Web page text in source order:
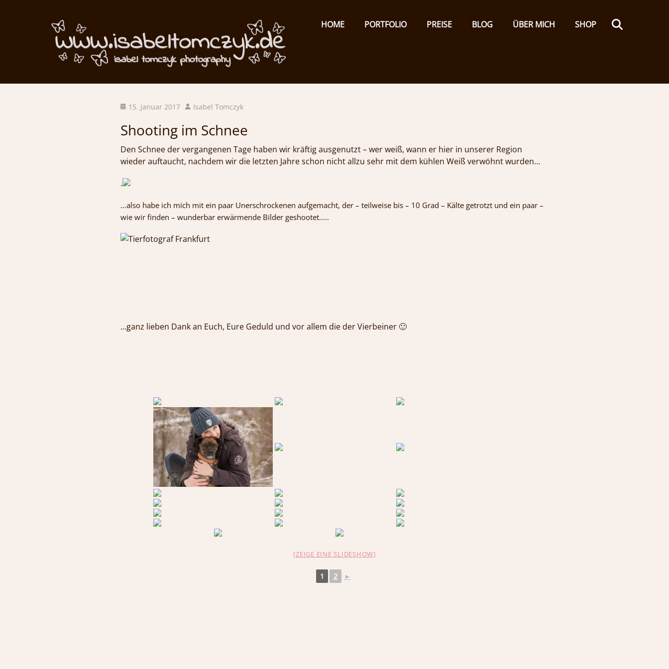
ISABEL
Menu
HOME PORTFOLIO PREISE BLOG ÜBER MICH SHOP
Wintershooting
Posted
15. Januar 2017 Author
Isabel Tomczyk
Shooting im Schnee
Den Schnee der vergangenen Tage haben wir kräftig ausgenutzt – wer weiß, wann er hier in unserer Region
wieder auftaucht, nachdem wir die letzten Jahre schon nicht allzu sehr mit dem kühlen Weiß verwöhnt wurden…
.
…also habe ich mich mit ein paar Unerschrockenen aufgemacht, der – teilweise bis – 10 Grad – Kälte getrotzt und ein paar –
wie wir finden – wunderbar erwärmende Bilder geshootet…..
…ganz lieben Dank an Euch, Eure Geduld und vor allem die der Vierbeiner 🙂
[ZEIGE EINE SLIDESHOW]
1 2 ►